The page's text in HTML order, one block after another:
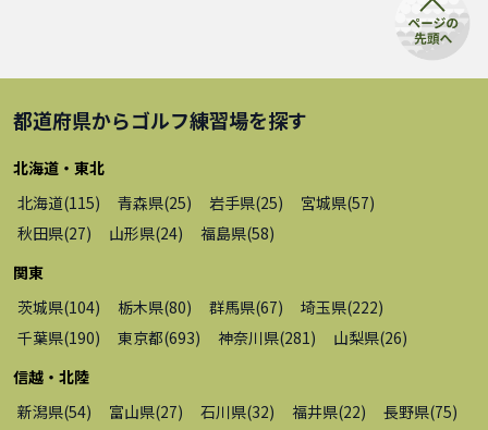
都道府県からゴルフ練習場を探す
北海道・東北
北海道(115) 青森県(25) 岩手県(25) 宮城県(57)
秋田県(27) 山形県(24) 福島県(58)
関東
茨城県(104) 栃木県(80) 群馬県(67) 埼玉県(222)
千葉県(190) 東京都(693) 神奈川県(281 ) 山梨県(26)
信越・北陸
新潟県(54) 富山県(27) 石川県(32) 福井県(22) 長野県(75)